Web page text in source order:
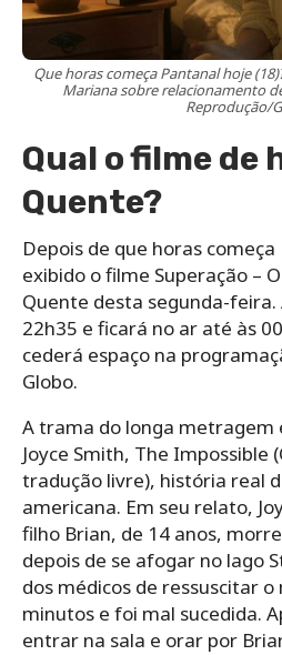
Que horas começa Pantanal hoje
Mariana sobre relacionamento
Reprodução/
Qual o filme de
Quente?
Depois de que horas
exibido o filme Superação –
Quente desta segunda-
22h35 e ficará no ar até às
cederá espaço na
Globo.
A trama do longa metragem
Joyce Smith, The Impossible
tradução livre), história real
americana. Em seu relato,
filho Brian, de 14 anos,
depois de se afogar no lago
dos médicos de ressuscitar
minutos e foi mal sucedida.
entrar na sala e orar por